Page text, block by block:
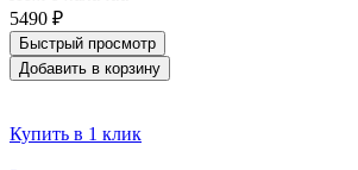
5490 ₽
Быстрый просмотр
Добавить в корзину
Купить в 1 клик